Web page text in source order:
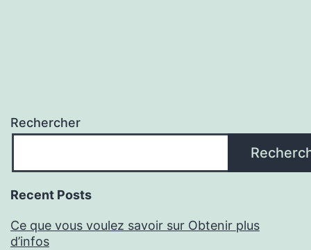
Rechercher
Recent Posts
Ce que vous voulez savoir sur Obtenir plus
d’infos